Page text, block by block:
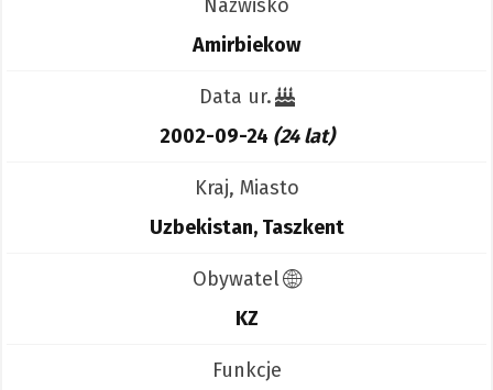
Nazwisko
Amirbiekow
Data ur.
2002-09-24 (24 lat)
Kraj, Miasto
Uzbekistan, Taszkent
Obywatel
KZ
Funkcje